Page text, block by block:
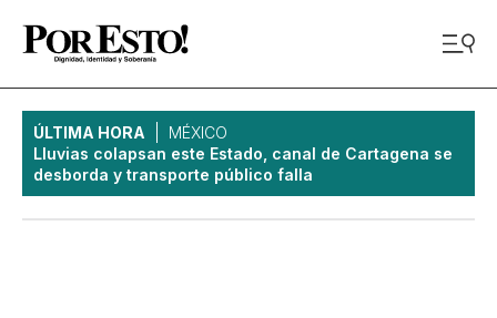
ÚLTIMA HORA
MÉXICO
Lluvias colapsan este Estado, canal de Cartagena se
desborda y transporte público falla